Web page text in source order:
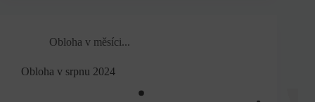
Obloha v měsíci...
Obloha v srpnu 2024